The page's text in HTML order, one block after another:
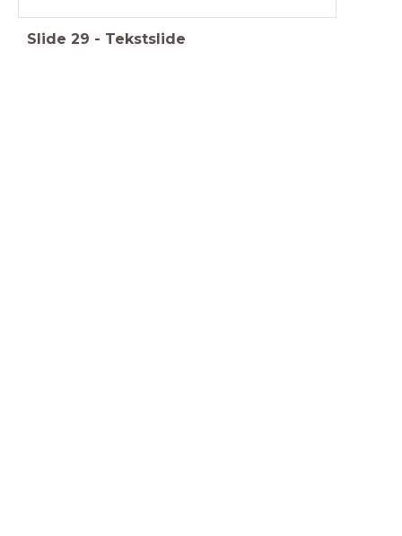
Slide 29 - Tekstslide